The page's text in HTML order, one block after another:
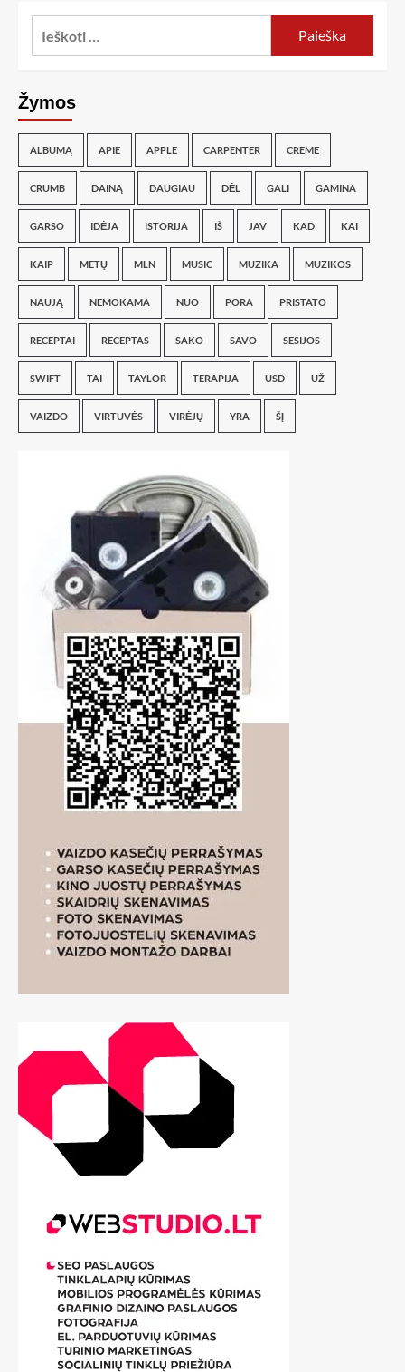
Žymos
ALBUMĄ APIE APPLE CARPENTER CREME
CRUMB DAINĄ DAUGIAU DĖL GALI GAMINA
GARSO IDĖJA ISTORIJA IŠ JAV KAD KAI
KAIP METŲ MLN MUSIC MUZIKA MUZIKOS
NAUJĄ NEMOKAMA NUO PORA PRISTATO
RECEPTAI RECEPTAS SAKO SAVO SESIJOS
SWIFT TAI TAYLOR TERAPIJA USD UŽ
VAIZDO VIRTUVĖS VIRĖJŲ YRA ŠĮ